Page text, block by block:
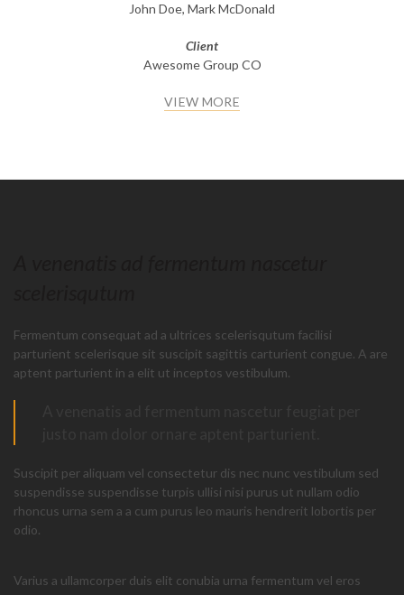
John Doe, Mark McDonald
Client
Awesome Group CO
VIEW MORE
Fermentum consequat ad a ultrices scelerisqutum facilisi
parturient scelerisque sit suscipit sagittis carturient congue. A are
aptent parturient in a elit ut inceptos vestibulum.
Suscipit per aliquam vel consectetur dis nec nunc vestibulum sed
suspendisse suspendisse turpis ullisi nisi purus ut nullam odio
rhoncus urna sem a a cum purus leo mauris hendrerit lobortis per
odio.
Varius a ullamcorper duis elit conubia urna fermentum vel eros